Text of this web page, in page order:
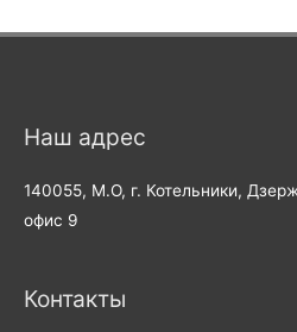
Наш адрес
140055, М.О, г. Котельники,
офис 9
Контакты